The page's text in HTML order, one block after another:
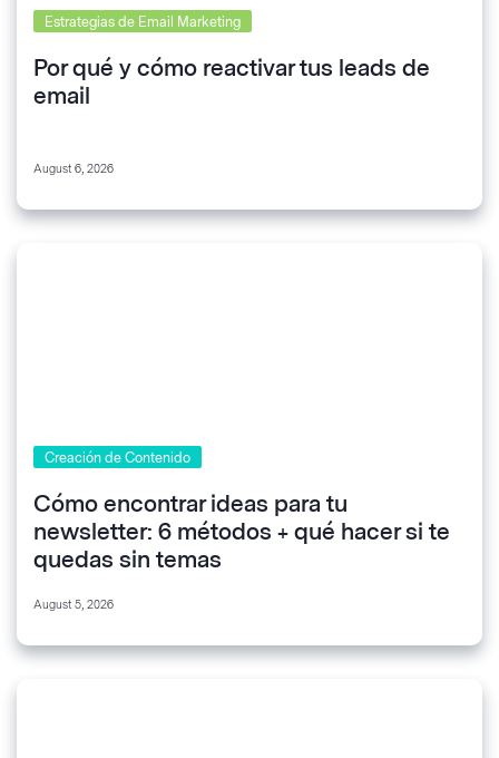
Estrategias de Email Marketing
Por qué y cómo reactivar tus leads de
email
August 6, 2026
Creación de Contenido
Cómo encontrar ideas para tu
newsletter: 6 métodos + qué hacer si te
quedas sin temas
August 5, 2026